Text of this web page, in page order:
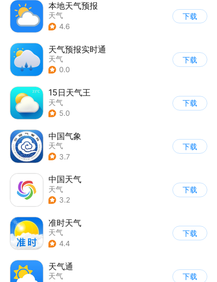
本地天气预报
天气
4.6
下载
天气预报实时通
天气
0.0
下载
15日天气王
天气
5.0
下载
中国气象
天气
3.7
下载
中国天气
天气
3.2
下载
准时天气
天气
4.4
下载
天气通
天气
下载